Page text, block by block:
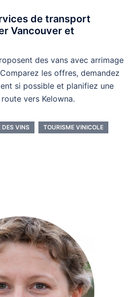
de transport
Vancouver et
des vans avec arrimage
les offres, demandez
si possible et planifiez une
vers Kelowna.
DES VINS
TOURISME VINICOLE